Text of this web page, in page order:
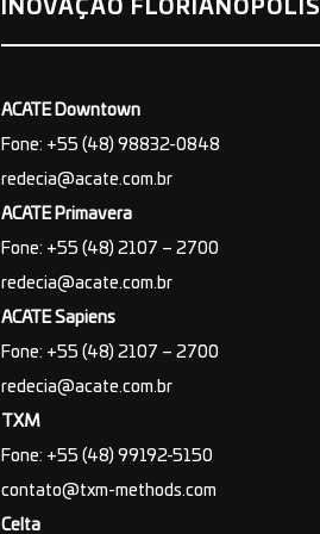
INOVAÇÃO FLORIANÓPOLIS
ACATE Downtown
Fone: +55 (48) 98832-0848
redecia@acate.com.br
ACATE Primavera
Fone: +55 (48) 2107 – 2700
redecia@acate.com.br
ACATE Sapiens
Fone: +55 (48) 2107 – 2700
redecia@acate.com.br
TXM
Fone: +55 (48) 99192-5150
contato@txm-methods.com
Celta